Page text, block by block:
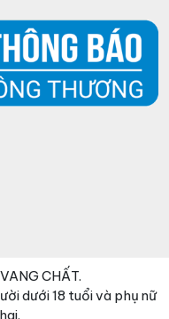
CHẤT.
dưới 18 tuổi và phụ nữ